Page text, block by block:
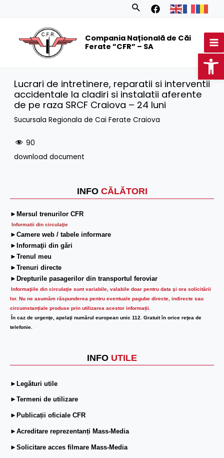
Search
Compania Națională de Căi
Ferate ”CFR” – SA
INFO CĂLĂTORI
►Mersul trenurilor CFR
Informatii din circulaţie
►Camere web / tabele informare
►Informaţii din gări
►Trenul meu
►Trenuri directe
►Drepturile pasagerilor din transportul feroviar
Informaţiile din circulaţie sunt variabile, valabile doar pentru data şi ora solicitării
lor. Nu ne asumăm răspunderea pentru eventuale pagube directe, indirecte sau
circumstanțiale produse prin utilizarea acestor informații.
În caz de urgenţe, apelaţi numărul european unic 112. Gratuit în orice reţea de
telefonie.
INFO UTILE
►Legături utile
►Termeni de utilizare
►Publicații oficiale CFR
►Acreditare reprezentanți Mass-Media
►Solicitare acces filmare Mass-Media
Lucrari de intretinere, reparatii si interventii
accidentale la cladiri si instalatii aferente
de pe raza SRCF Craiova – 24 luni
Sucursala Regionala de Cai Ferate Craiova
90
download document